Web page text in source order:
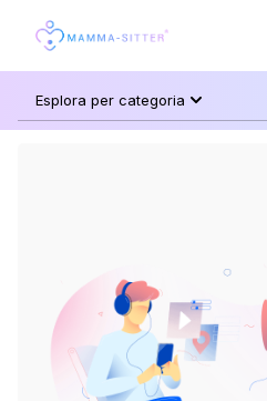
Esplora per categoria